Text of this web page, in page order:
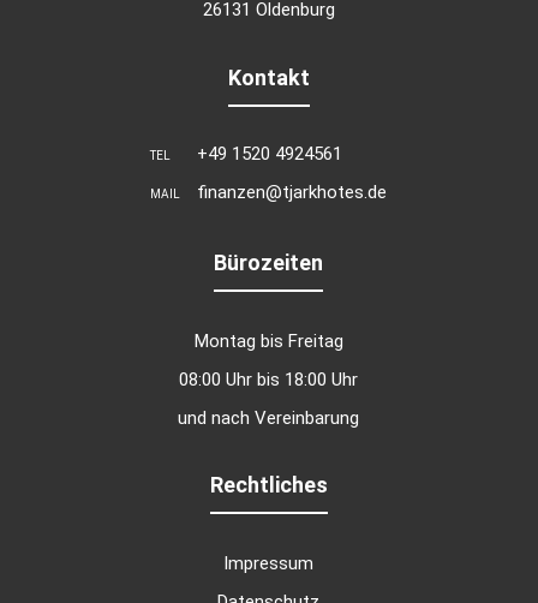
26131 Oldenburg
Kontakt
TEL +49 1520 4924561
MAIL finanzen@tjarkhotes.de
Bürozeiten
Montag bis Freitag
08:00 Uhr bis 18:00 Uhr
und nach Vereinbarung
Rechtliches
Impressum